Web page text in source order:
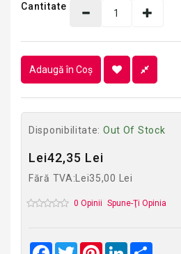
Cantitate
Adaugă în Coş
Disponibilitate: Out Of Stock
Lei42,35 Lei
Fără TVA:Lei35,00 Lei
0 Opinii Spune-Ţi Opinia
Facebook
TwitterPinterestLinkedIn